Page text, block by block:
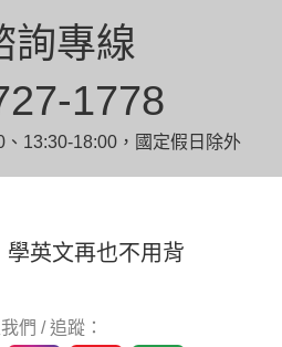
詢專線
1778
13:30-18:00，國定假日除外
英文再也不用背
們 / 追蹤：